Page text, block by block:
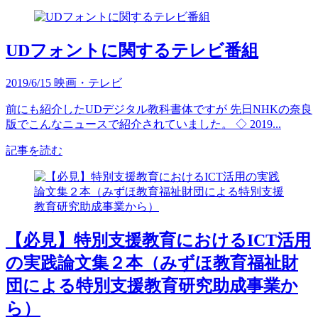
UDフォントに関するテレビ番組
2019/6/15 映画・テレビ
前にも紹介したUDデジタル教科書体ですが 先日NHKの奈良
版でこんなニュースで紹介されていました。 ◇ 2019...
記事を読む
【必見】特別支援教育におけるICT活用
の実践論文集２本（みずほ教育福祉財
団による特別支援教育研究助成事業か
ら）